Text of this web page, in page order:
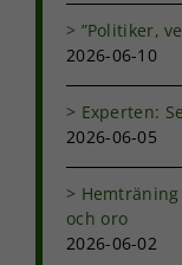
”Politiker,
2026-06-10
Experten:
2026-06-05
och oro
2026-06-02